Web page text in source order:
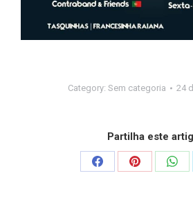
Category: Sem categoria 24
Partilha este